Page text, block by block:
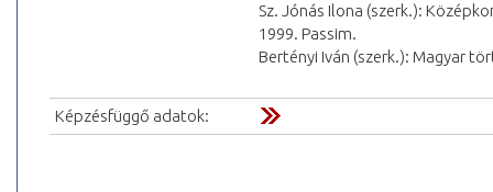
Sz. Jónás Ilona (szerk.):
1999. Passim.
Bertényi Iván (szerk.): Magyar
Képzésfüggő adatok: